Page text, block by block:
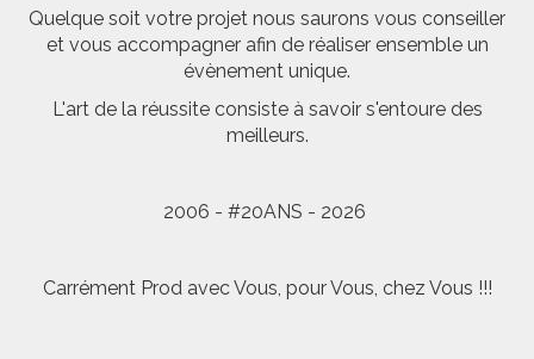
Quelque soit votre projet nous saurons vous conseiller
et vous accompagner afin de réaliser ensemble un
évènement unique.
L'art de la réussite consiste à savoir s'entoure des
meilleurs.
2006 - #20ANS - 2026
Carrément Prod avec Vous, pour Vous, chez Vous !!!